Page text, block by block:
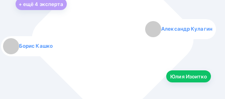
+ ещё4 эксперта
Борис Кашко
Александр Кулагин
Юлия Изоитко
Юлия Изоитко
Даниил Макаров
Александр Кулагин
Екатерина Лазаренко
Даниил Макаров
Борис Кашко
Екатерина Лазаренко
Юлия Изоитко